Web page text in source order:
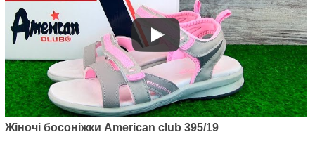
Жіночі босоніжки American club 395/19